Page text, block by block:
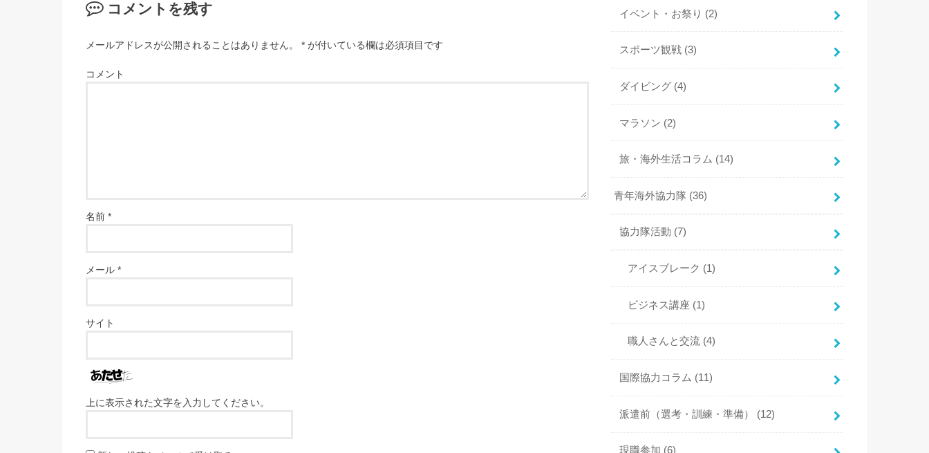
コメントを残す
メールアドレスが公開されることはありません。 * が付いている欄は必須項目です
コメント
名前 *
メール *
サイト
上に表示された文字を入力してください。
イベント・お祭り (2)
スポーツ観戦 (3)
ダイビング (4)
マラソン (2)
旅・海外生活コラム (14)
青年海外協力隊 (36)
協力隊活動 (7)
アイスブレーク (1)
ビジネス講座 (1)
職人さんと交流 (4)
国際協力コラム (11)
派遣前（選考・訓練・準備） (12)
現職参加 (6)